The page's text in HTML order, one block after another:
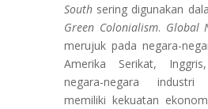
Southsering digunakan
Green Colonialism. Global
merujuk pada negara-
Amerika Serikat,
negara-negara
memiliki kekuatan